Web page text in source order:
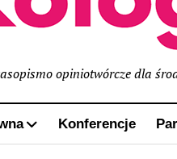
opiniotwórcze dla
Konferencje